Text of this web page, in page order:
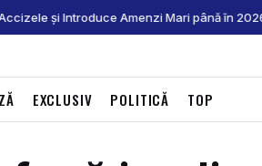
și Introduce Amenzi Mari până în 2026
EXCLUSIV POLITICĂ TOP